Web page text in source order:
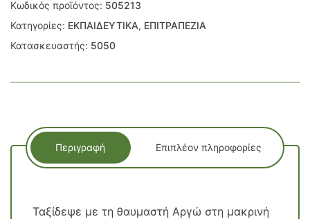
Κωδικός προϊόντος: 505213
Κατηγορίες: ΕΚΠΑΙΔΕΥΤΙΚΑ, ΕΠΙΤΡΑΠΕΖΙΑ
Κατασκευαστής: 5050
Περιγραφή Επιπλέον πληροφορίες
Ταξίδεψε με τη θαυμαστή Αργώ στη μακρινή